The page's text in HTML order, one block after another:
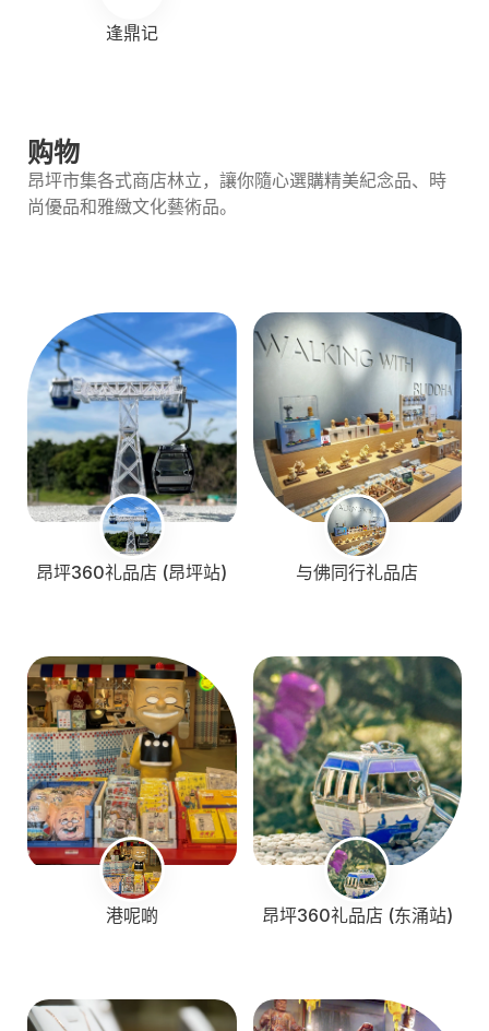
逢鼎记
购物
昂坪市集各式商店林立，讓你隨心選購精美紀念品、時
尚優品和雅緻文化藝術品。
昂坪360礼品店 (昂坪站) 与佛同行礼品店
港呢啲 昂坪360礼品店 (东涌站)